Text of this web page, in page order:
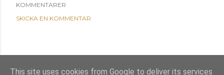
KOMMENTARER
SKICKA EN KOMMENTAR
This site uses cookies from Google to deliver its services